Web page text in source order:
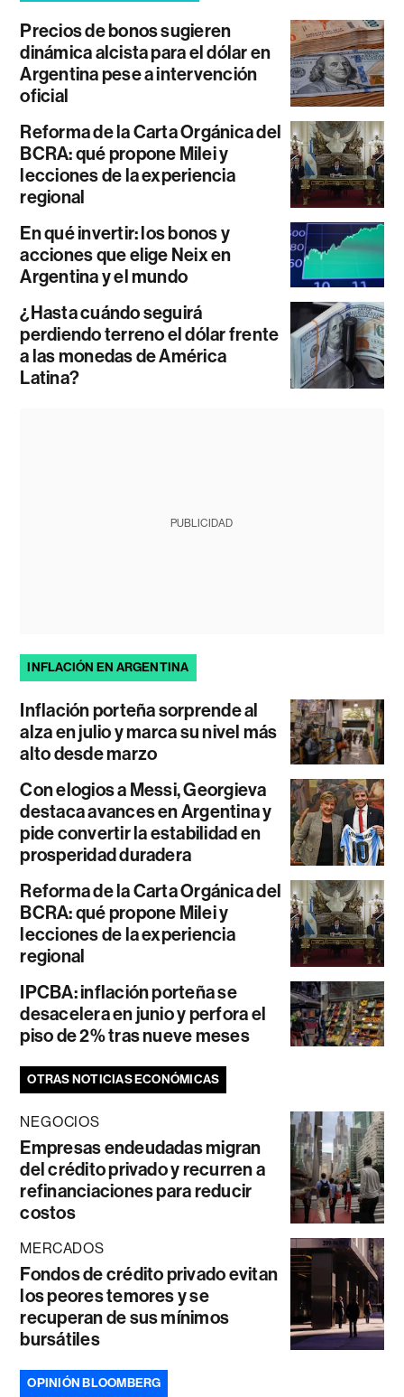
Precios de bonos sugieren
dinámica alcista para el dólar en
Argentina pese a intervención
oficial
Reforma de la Carta Orgánica del
BCRA: qué propone Milei y
lecciones de la experiencia
regional
En qué invertir: los bonos y
acciones que elige Neix en
Argentina y el mundo
¿Hasta cuándo seguirá
perdiendo terreno el dólar frente
a las monedas de América
Latina?
PUBLICIDAD
INFLACIÓN EN ARGENTINA
Inflación porteña sorprende al
alza en julio y marca su nivel más
alto desde marzo
Con elogios a Messi, Georgieva
destaca avances en Argentina y
pide convertir la estabilidad en
prosperidad duradera
Reforma de la Carta Orgánica del
BCRA: qué propone Milei y
lecciones de la experiencia
regional
IPCBA: inflación porteña se
desacelera en junio y perfora el
piso de 2% tras nueve meses
OTRAS NOTICIAS ECONÓMICAS
NEGOCIOS
Empresas endeudadas migran
del crédito privado y recurren a
refinanciaciones para reducir
costos
MERCADOS
Fondos de crédito privado evitan
los peores temores y se
recuperan de sus mínimos
bursátiles
OPINIÓN BLOOMBERG